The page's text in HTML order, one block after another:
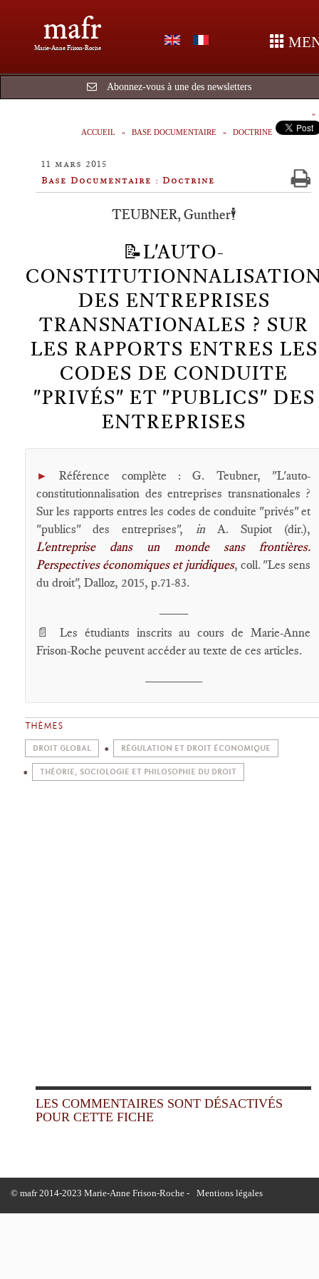
mafr
Marie-Anne Frison-Roche
Abonnez-vous à une des newsletters
ACCUEIL BASE DOCUMENTAIRE DOCTRINE
11 mars 2015
Base Documentaire : Doctrine
TEUBNER, Gunther🕴️
📝L'AUTO-
DES ENTREPRISES
TRANSNATIONALES ? SUR
LES RAPPORTS ENTRES LES
CODES DE CONDUITE
"PRIVÉS" ET "PUBLICS" DES
ENTREPRISES
►Référence complète : G. Teubner, "L'auto-
constitutionnalisation des entreprises transnationales ?
Sur les rapports entres les codes de conduite "privés" et
"publics" des entreprises", in A. Supiot (dir.),
L'entreprise dans un monde sans frontières.
Perspectives économiques et juridiques, coll. "Les sens
du droit", Dalloz, 2015, p.71-83.
📄 Les étudiants inscrits au cours de Marie-Anne
Frison-Roche peuvent accéder au texte de ces articles.
THÈMES
DROIT GLOBAL RÉGULATION ET DROIT ÉCONOMIQUE
THÉORIE, SOCIOLOGIE ET PHILOSOPHIE DU DROIT
LES COMMENTAIRES SONT DÉSACTIVÉS
POUR CETTE FICHE
© mafr 2014-2023 Marie-Anne Frison-Roche - Mentions légales